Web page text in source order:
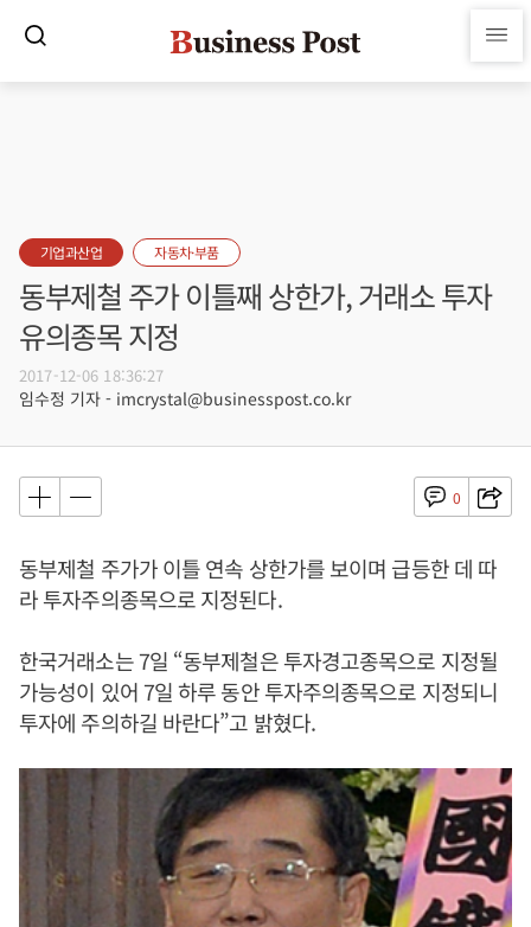
기업과산업 자동차·부품
동부제철 주가 이틀째 상한가, 거래소 투자
유의종목 지정
2017-12-06 18:36:27
임수정 기자 - imcrystal@businesspost.co.kr
0
동부제철 주가가 이틀 연속 상한가를 보이며 급등한 데 따
라 투자주의종목으로 지정된다.
한국거래소는 7일 “동부제철은 투자경고종목으로 지정될
가능성이 있어 7일 하루 동안 투자주의종목으로 지정되니
투자에 주의하길 바란다”고 밝혔다.